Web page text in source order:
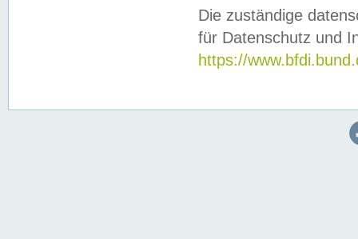
Die zuständige
für Datenschutz und
https://